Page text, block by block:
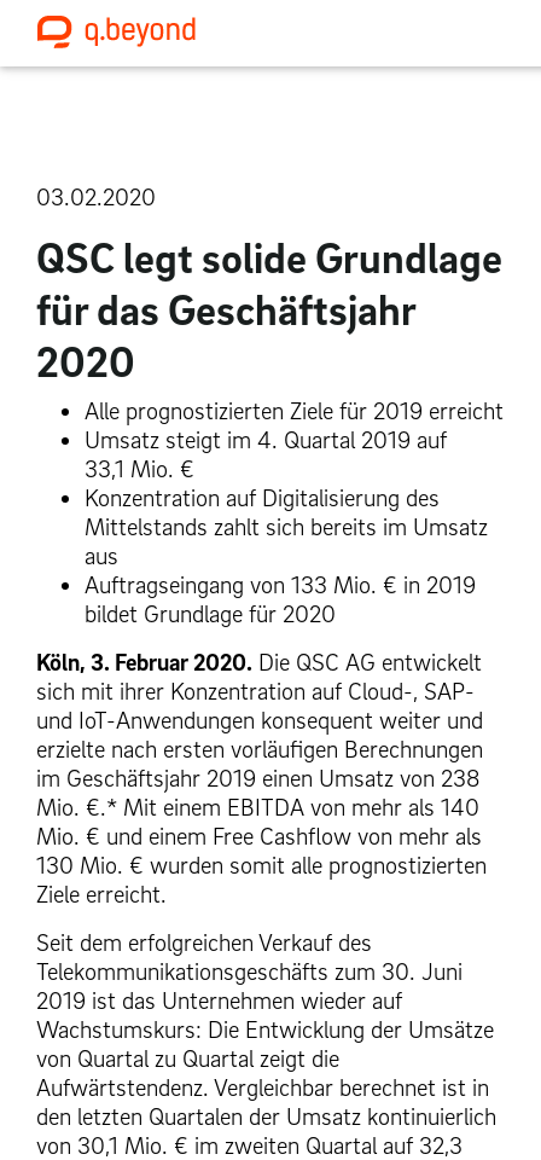
03.02.2020
QSC legt solide Grundlage
für das Geschäftsjahr
2020
Alle prognostizierten Ziele für 2019 erreicht
Umsatz steigt im 4. Quartal 2019 auf
33,1 Mio. €
Konzentration auf Digitalisierung des
Mittelstands zahlt sich bereits im Umsatz
aus
Auftragseingang von 133 Mio. € in 2019
bildet Grundlage für 2020
Köln, 3. Februar 2020. Die QSC AG entwickelt
sich mit ihrer Konzentration auf Cloud-, SAP-
und IoT-Anwendungen konsequent weiter und
erzielte nach ersten vorläufigen Berechnungen
im Geschäftsjahr 2019 einen Umsatz von 238
Mio. €.* Mit einem EBITDA von mehr als 140
Mio. € und einem Free Cashflow von mehr als
130 Mio. € wurden somit alle prognostizierten
Ziele erreicht.
Seit dem erfolgreichen Verkauf des
Telekommunikationsgeschäfts zum 30. Juni
2019 ist das Unternehmen wieder auf
Wachstumskurs: Die Entwicklung der Umsätze
von Quartal zu Quartal zeigt die
Aufwärtstendenz. Vergleichbar berechnet ist in
den letzten Quartalen der Umsatz kontinuierlich
von 30,1 Mio. € im zweiten Quartal auf 32,3